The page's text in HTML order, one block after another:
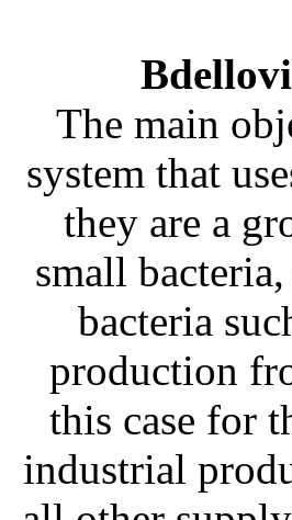
The main
system that
they are a
small
bacteria
production
this case for
industrial